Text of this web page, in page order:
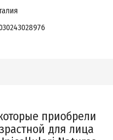
приобрели
для лица